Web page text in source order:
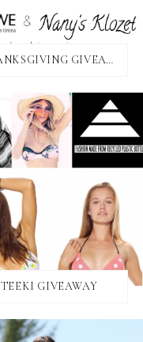
THANKSGIVING GIVEAWAY!
TEEKI GIVEAWAY